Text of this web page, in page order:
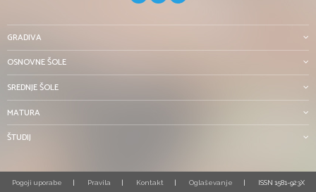
GRADIVA
OSNOVNE ŠOLE
SREDNJE ŠOLE
MATURA
ŠTUDIJ
Pogoji uporabe Pravila Kontakt Oglaševanje ISSN 1581-923X